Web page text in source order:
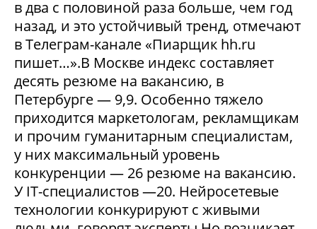
в два с половиной раза больше, чем год
назад, и это устойчивый тренд, отмечают
в Телеграм-канале «Пиарщик hh.ru
пишет…».В Москве индекс составляет
десять резюме на вакансию, в
Петербурге — 9,9. Особенно тяжело
приходится маркетологам, рекламщикам
и прочим гуманитарным специалистам,
у них максимальный уровень
конкуренции — 26 резюме на вакансию.
У IT-специалистов —20. Нейросетевые
технологии конкурируют с живыми